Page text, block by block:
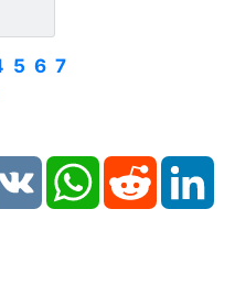
5 6 7
VK WhatsAppReddit